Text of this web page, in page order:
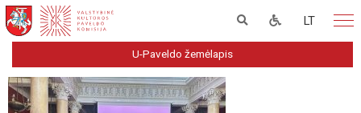
LT
U-Paveldo žemėlapis